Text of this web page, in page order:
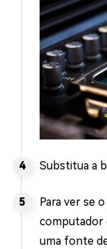
Substitua a
Para ver se
computador
uma fonte